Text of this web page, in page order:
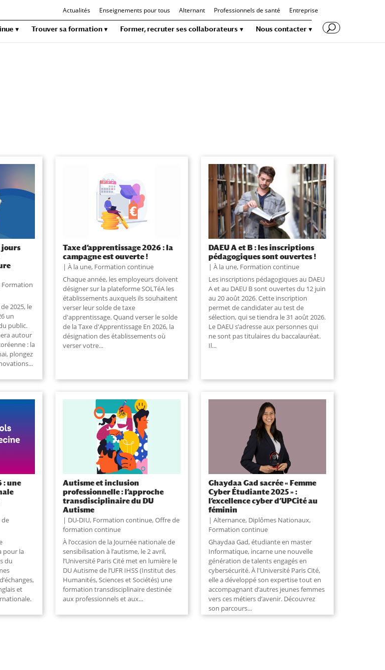
Actualités Enseignements pour tous Alternant Professionnels de santé Entreprise
Trouver sa formation Former, recruter ses collaborateurs Nous contacter
jours
Formation
2025, le
un
public.
autour
: la
plongez
Taxe d’apprentissage 2026 : la
campagne est ouverte !
À la une, Formation continue
Chaque année, les employeurs doivent
désigner sur la plateforme SOLTéA les
établissements auxquels ils souhaitent
verser leur solde de taxe
d'apprentissage. Quand verser le solde
de la Taxe d'Apprentissage En 2026, la
désignation des établissements où
verser votre...
DAEU A et B : les inscriptions
pédagogiques sont ouvertes !
À la une, Formation continue
Les inscriptions pédagogiques au DAEU
A et au DAEU B sont ouvertes du 12 juin
au 20 août 2026. Cette inscription
permet de candidater au test de
sélection, qui se tiendra le 31 août 2026.
Le DAEU s’adresse aux personnes qui
ne sont pas titulaires du baccalauréat.
Il...
: une
de
pour la
du
et
Autisme et inclusion
professionnelle : l’approche
transdisciplinaire du DU
Autisme
DU-DIU, Formation continue,Offre de
formation continue
À l’occasion de la Journée nationale de
sensibilisation à l’autisme, le 2 avril,
l’Université Paris Cité met en lumière le
DU Autisme de l’UFR IHSS (Institut des
Humanités, Sciences et Sociétés) une
formation transdisciplinaire destinée
aux professionnels et aux...
Ghaydaa Gad sacrée « Femme
Cyber Étudiante 2025 » :
l’excellence cyber d’UPCité au
féminin
Alternance, Diplômes Nationaux,
Formation continue
Ghaydaa Gad, étudiante en master
Informatique, incarne une nouvelle
génération de talents engagés en
cybersécurité. À l'Université Paris Cité,
elle a développé son expertise tout en
accompagnant d’autres jeunes femmes
vers ces métiers d’avenir. Découvrez
son parcours...